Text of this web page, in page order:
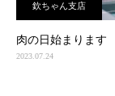
欽ちゃん支店
肉の日始まります
2023.07.24